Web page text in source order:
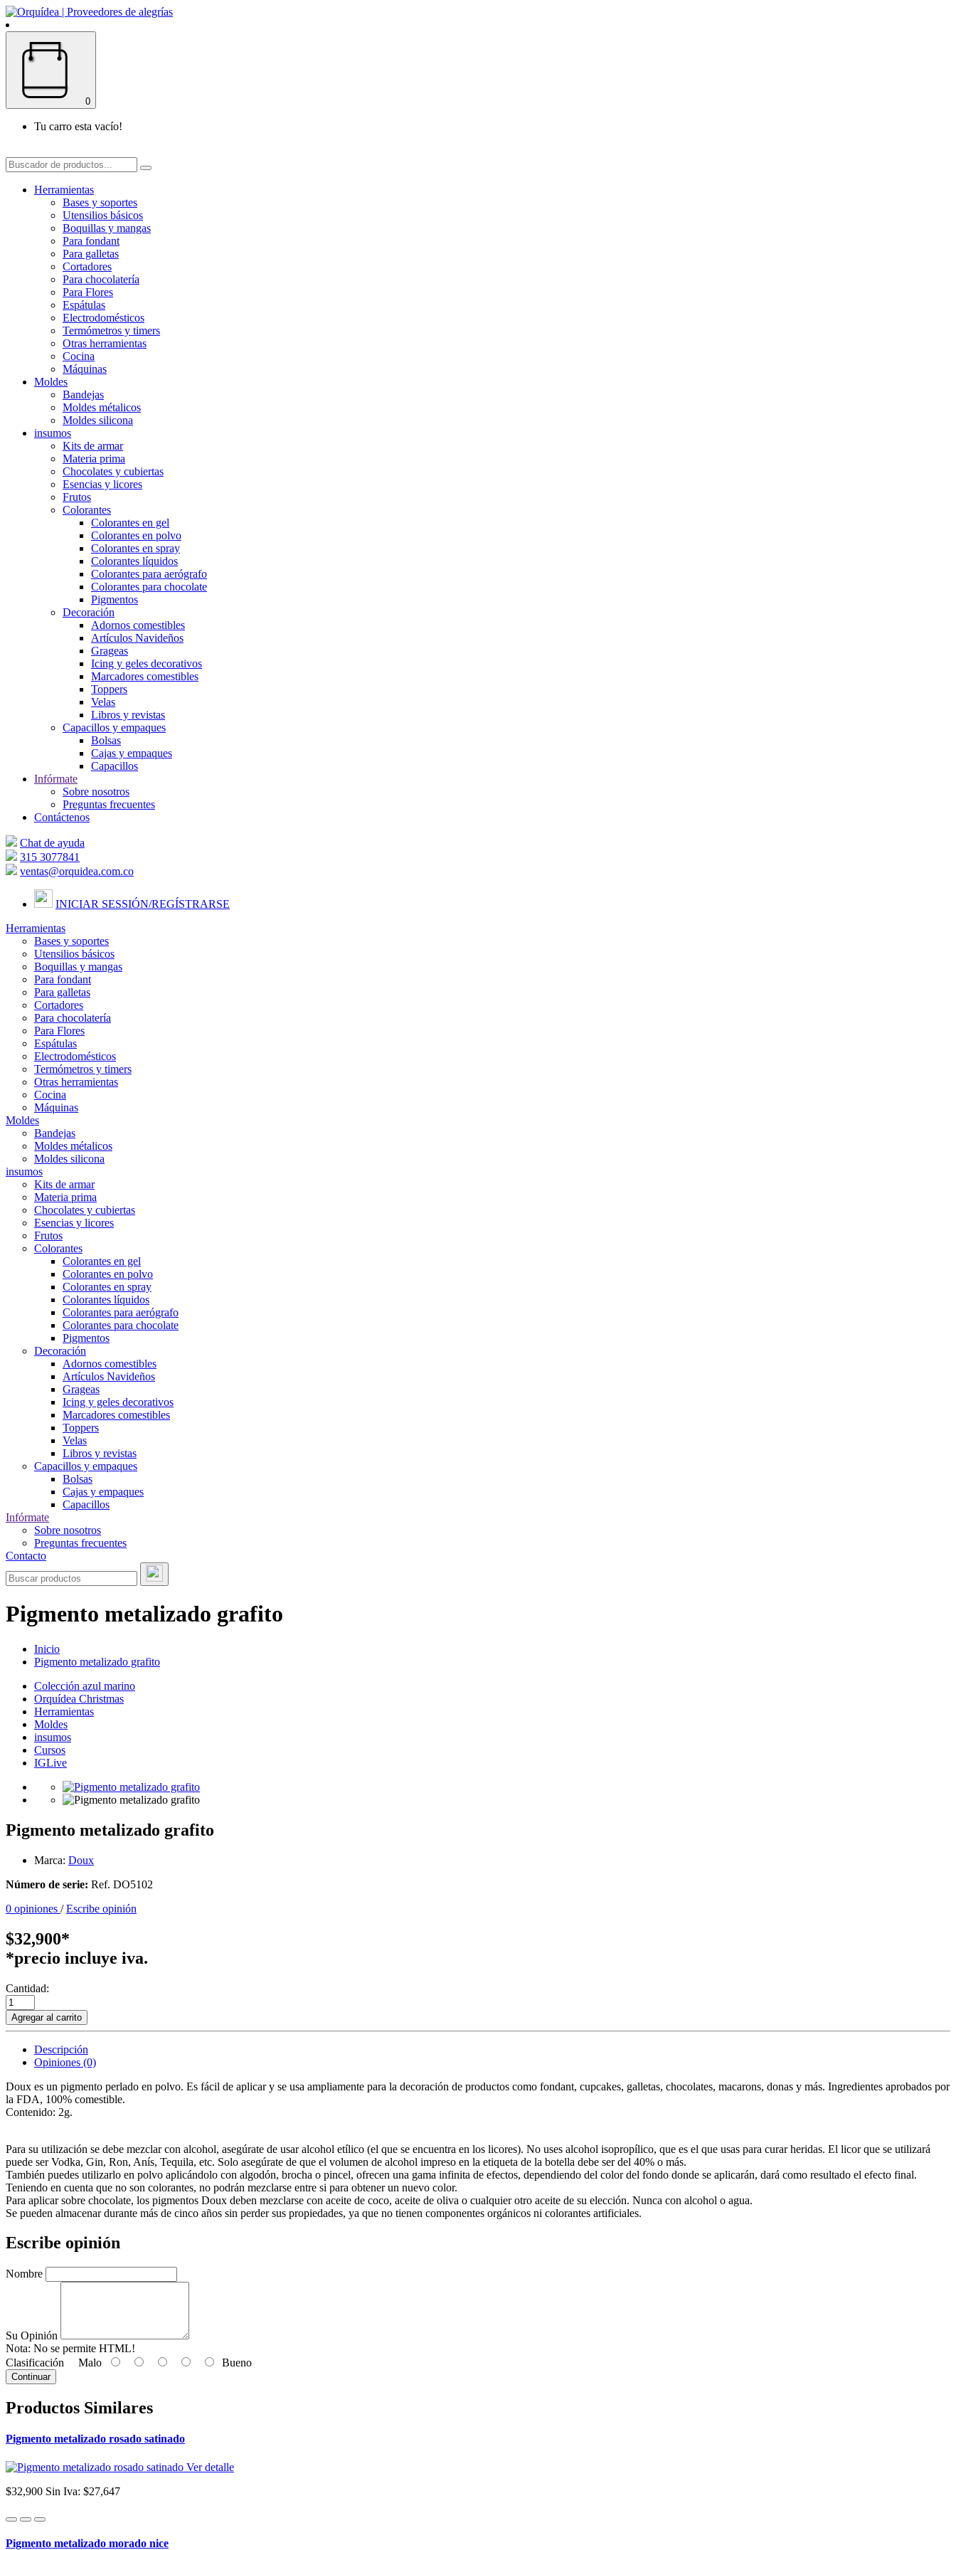
0
Tu carro esta vacío!
Herramientas
Bases y soportes
Utensilios básicos
Boquillas y mangas
Para fondant
Para galletas
Cortadores
Para chocolatería
Para Flores
Espátulas
Electrodomésticos
Termómetros y timers
Otras herramientas
Cocina
Máquinas
Moldes
Bandejas
Moldes métalicos
Moldes silicona
insumos
Kits de armar
Materia prima
Chocolates y cubiertas
Esencias y licores
Frutos
Colorantes
Colorantes en gel
Colorantes en polvo
Colorantes en spray
Colorantes líquidos
Colorantes para aerógrafo
Colorantes para chocolate
Pigmentos
Decoración
Adornos comestibles
Artículos Navideños
Grageas
Icing y geles decorativos
Marcadores comestibles
Toppers
Velas
Libros y revistas
Capacillos y empaques
Bolsas
Cajas y empaques
Capacillos
Infórmate
Sobre nosotros
Preguntas frecuentes
Contáctenos
Chat de ayuda
315 3077841
ventas@orquidea.com.co
INICIAR SESSIÓN/REGÍSTRARSE
Herramientas
Bases y soportes
Utensilios básicos
Boquillas y mangas
Para fondant
Para galletas
Cortadores
Para chocolatería
Para Flores
Espátulas
Electrodomésticos
Termómetros y timers
Otras herramientas
Cocina
Máquinas
Moldes
Bandejas
Moldes métalicos
Moldes silicona
insumos
Kits de armar
Materia prima
Chocolates y cubiertas
Esencias y licores
Frutos
Colorantes
Colorantes en gel
Colorantes en polvo
Colorantes en spray
Colorantes líquidos
Colorantes para aerógrafo
Colorantes para chocolate
Pigmentos
Decoración
Adornos comestibles
Artículos Navideños
Grageas
Icing y geles decorativos
Marcadores comestibles
Toppers
Velas
Libros y revistas
Capacillos y empaques
Bolsas
Cajas y empaques
Capacillos
Infórmate
Sobre nosotros
Preguntas frecuentes
Contacto
Pigmento metalizado grafito
Inicio
Pigmento metalizado grafito
Colección azul marino
Orquídea Christmas
Herramientas
Moldes
insumos
Cursos
IGLive
Pigmento metalizado grafito
Marca: Doux
Número de serie: Ref. DO5102
0 opiniones /Escribe opinión
$32,900*
*precio incluye iva.
Cantidad:
Agregar al carrito
Descripción
Opiniones (0)
Doux es un pigmento perlado en polvo. Es fácil de aplicar y se usa ampliamente para la decoración de productos como fondant, cupcakes, galletas, chocolates, macarons, donas y más. Ingredientes aprobados por
la FDA, 100% comestible.
Contenido: 2g.
Para su utilización se debe mezclar con alcohol, asegúrate de usar alcohol etílico (el que se encuentra en los licores). No uses alcohol isopropílico, que es el que usas para curar heridas. El licor que se utilizará
puede ser Vodka, Gin, Ron, Anís, Tequila, etc. Solo asegúrate de que el volumen de alcohol impreso en la etiqueta de la botella debe ser del 40% o más.
También puedes utilizarlo en polvo aplicándolo con algodón, brocha o pincel, ofrecen una gama infinita de efectos, dependiendo del color del fondo donde se aplicarán, dará como resultado el efecto final.
Teniendo en cuenta que no son colorantes, no podrán mezclarse entre si para obtener un nuevo color.
Para aplicar sobre chocolate, los pigmentos Doux deben mezclarse con aceite de coco, aceite de oliva o cualquier otro aceite de su elección. Nunca con alcohol o agua.
Se pueden almacenar durante más de cinco años sin perder sus propiedades, ya que no tienen componentes orgánicos ni colorantes artificiales.
Escribe opinión
Nombre
Su Opinión
Nota: No se permite HTML!
Clasificación Malo Bueno
Continuar
Productos Similares
Pigmento metalizado rosado satinado
Ver detalle
$32,900 Sin Iva: $27,647
Pigmento metalizado morado nice